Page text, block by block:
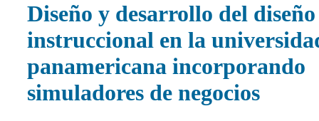
Diseño y desarrollo del diseño
instruccional en la
panamericana incorporando
simuladores de negocios